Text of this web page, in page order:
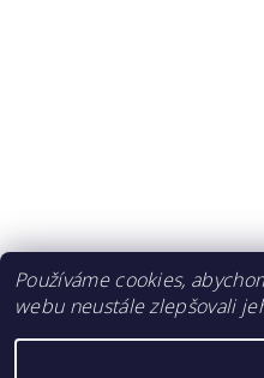
Používáme cookies,
webu neustále zlepšovali